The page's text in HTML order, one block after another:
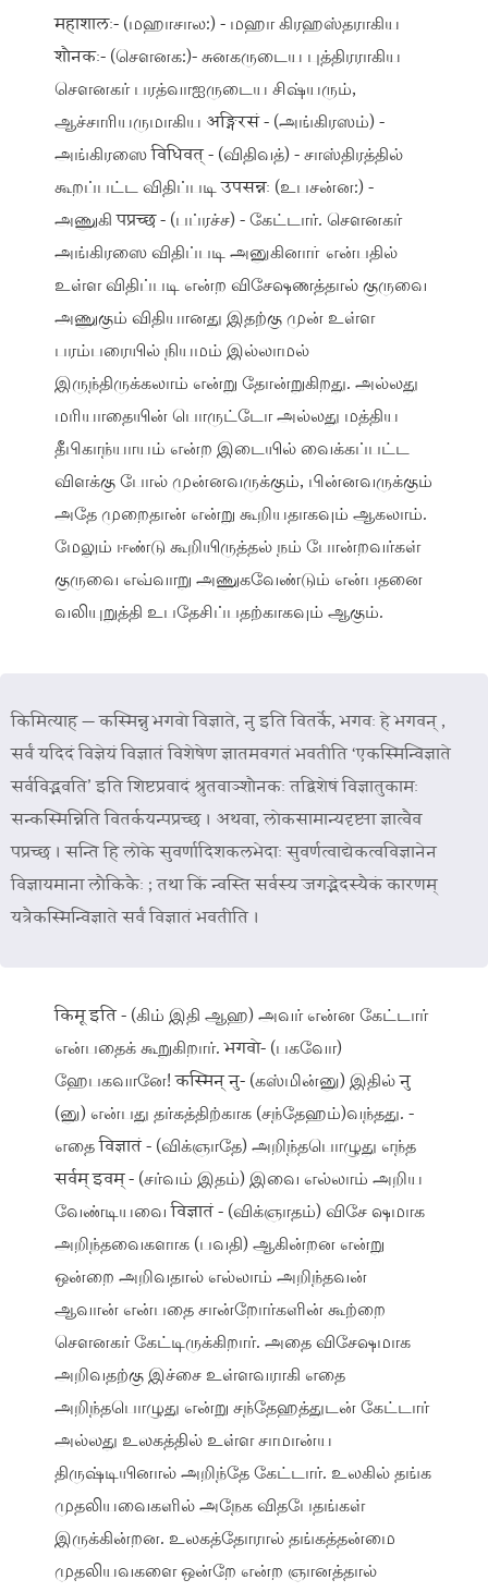
महाशालः- (மஹாசால:) - மஹா கிரஹஸ்தராகிய
शौनकः- (செளனக:)- சுனகருடைய புத்திரராகிய
செளனகர் பரத்வாஐருடைய சிஷ்யரும்,
ஆச்சாரியருமாகிய अङ्गिरसं - (அங்கிரஸம்) -
அங்கிரஸை विधिवत् - (விதிவத்) - சாஸ்திரத்தில்
கூறப்பட்ட விதிப்படி उपसन्नः (உபசன்ன:) -
அணுகி पप्रच्छ - (பப்ரச்ச) - கேட்டார். செளனகர்
அங்கிரஸை விதிப்படி அனுகினாா் என்பதில்
உள்ள விதிப்படி என்ற விசேஷணத்தால் குருவை
அணுகும் விதியானது இதற்கு முன் உள்ள
பரம்பரையில் நியமம் இல்லாமல்
இருந்திருக்கலாம் என்று தோன்றுகிறது. அல்லது
மரியாதையின் பொருட்டோ அல்லது மத்திய
தீபிகாந்யாயம் என்ற இடையில் வைக்கப்பட்ட
விளக்கு போல் முன்னவருக்கும், பின்னவருக்கும்
அதே முறைதான் என்று கூறியதாகவும் ஆகலாம்.
மேலும் ஈண்டு கூறியிருத்தல் நம் போன்றவர்கள்
குருவை எவ்வாறு அணுகவேண்டும் என்பதனை
வலியுறுத்தி உபதேசிப்பதற்காகவும் ஆகும்.
किमित्याह — कस्मिन्नु भगवो विज्ञाते, नु इति वितर्के, भगवः हे भगवन् ,
सर्वं यदिदं विज्ञेयं विज्ञातं विशेषेण ज्ञातमवगतं भवतीति ‘एकस्मिन्विज्ञाते
सर्वविद्भवति’ इति शिष्टप्रवादं श्रुतवाञ्शौनकः तद्विशेषं विज्ञातुकामः
सन्कस्मिन्निति वितर्कयन्पप्रच्छ । अथवा, लोकसामान्यदृष्ट्या ज्ञात्वैव
पप्रच्छ । सन्ति हि लोके सुवर्णादिशकलभेदाः सुवर्णत्वाद्येकत्वविज्ञानेन
विज्ञायमाना लौकिकैः ; तथा किं न्वस्ति सर्वस्य जगद्भेदस्यैकं कारणम्
यत्रैकस्मिन्विज्ञाते सर्वं विज्ञातं भवतीति ।
किमू इति - (கிம் இதி ஆஹ) அவர் என்ன கேட்டார்
என்பதைக் கூறுகிறார். भगवो- (பகவோ)
ஹேபகவானே! कस्मिन् नु- (கஸ்மின்னு) இதில் नु
(னு) என்பது தர்கத்திற்காக (சந்தேஹம்)வந்தது. -
எதை विज्ञातं - (விக்ஞாதே) அறிந்தபொழுது எந்த
सर्वम् इवम् - (சர்வம் இதம்) இவை எல்லாம் அறிய
வேண்டியவை विज्ञातं - (விக்ஞாதம்) விசே ஷமாக
அறிந்தவைகளாக (பவதி) ஆகின்றன என்று
ஒன்றை அறிவதால் எல்லாம் அறிந்தவன்
ஆவான் என்பதை சான்றோர்களின் கூற்றை
செளனகர் கேட்டிருக்கிறார். அதை விசேஷமாக
அறிவதற்கு இச்சை உள்ளவராகி எதை
அறிந்தபொழுது என்று சந்தேஹத்துடன் கேட்டார்
அல்லது உலகத்தில் உள்ள சாமான்ய
திருஷ்டியினால் அறிந்தே கேட்டார். உலகில் தங்க
முதலியவைகளில் அநேக விதபேதங்கள்
இருக்கின்றன. உலகத்தோரால் தங்கத்தன்மை
முதலியவகளை ஒன்றே என்ற ஞானத்தால்